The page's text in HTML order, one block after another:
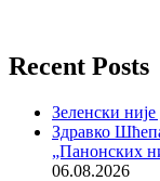
Recent Posts
Зеленски
Здравко
„Панонских
06.08.2026